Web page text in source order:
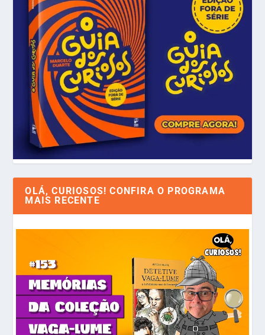
OLÁ, CURIOSOS! CONFIRA O PROGRAMA
MAIS RECENTE